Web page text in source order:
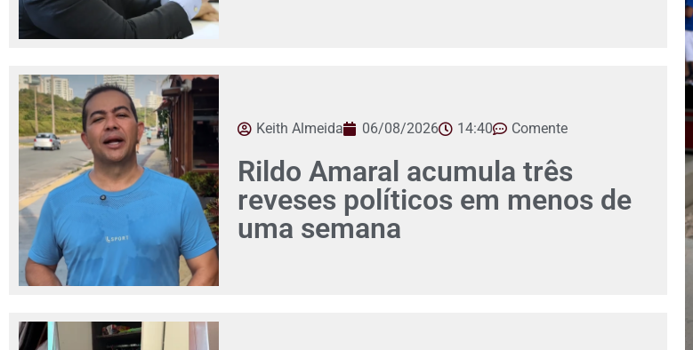
Keith Almeida 06/08/2026 14:40 Comente
Rildo Amaral acumula três
reveses políticos em menos de
uma semana